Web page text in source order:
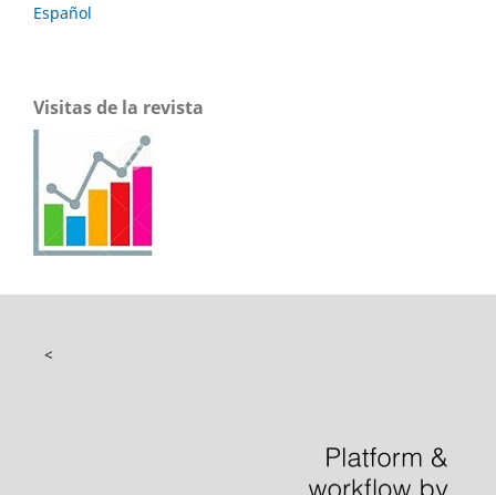
Español
Visitas de la revista
<